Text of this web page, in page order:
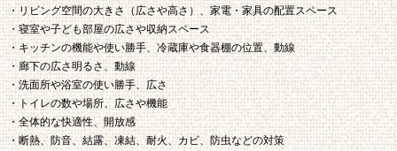
・リビング空間の大きさ（広さや高さ）、家電・家具の配置スペース
・寝室や子ども部屋の広さや収納スペース
・キッチンの機能や使い勝手、冷蔵庫や食器棚の位置、動線
・廊下の広さ明るさ、動線
・洗面所や浴室の使い勝手、広さ
・トイレの数や場所、広さや機能
・全体的な快適性、開放感
・断熱、防音、結露、凍結、耐火、カビ、防虫などの対策